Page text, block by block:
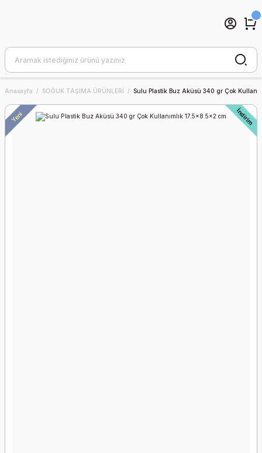
Anasayfa SOĞUK TAŞIMA ÜRÜNLERİ Sulu Plastik Buz Aküsü 340 gr Çok
Yeni İndirim